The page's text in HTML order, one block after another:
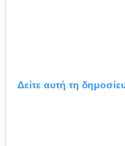
Δείτε αυτή τη